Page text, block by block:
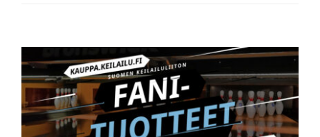
Katso
kuvaa
isompana